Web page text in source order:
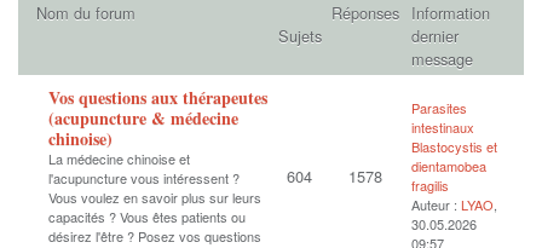
Nom du forum
Sujets
Réponses Information
dernier
message
Vos questions aux thérapeutes
(acupuncture & médecine
chinoise)
La médecine chinoise et
l'acupuncture vous intéressent ?
Vous voulez en savoir plus sur leurs
capacités ? Vous êtes patients ou
désirez l'être ? Posez vos questions
604 1578
Parasites
intestinaux
Blastocystis et
dientamobea
fragilis
Auteur : LYAO,
30.05.2026
09:57